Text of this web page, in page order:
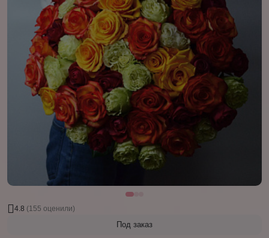
4.8 (155 оценили)
Под заказ